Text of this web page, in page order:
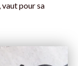
pour sa